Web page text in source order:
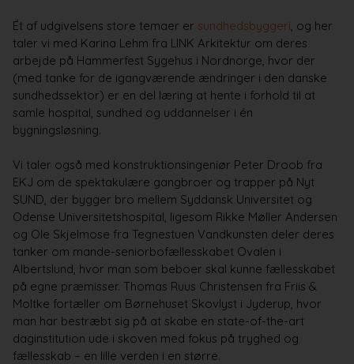
Ét af udgivelsens store temaer er sundhedsbyggeri, og her
taler vi med Karina Lehm fra LINK Arkitektur om deres
arbejde på Hammerfest Sygehus i Nordnorge, hvor der
(med tanke for de igangværende ændringer i den danske
sundhedssektor) er en del læring at hente i forhold til at
samle hospital, sundhed og uddannelser i én
bygningsløsning.
Vi taler også med konstruktionsingeniør Peter Droob fra
EKJ om de spektakulære gangbroer og trapper på Nyt
SUND, der bygger bro mellem Syddansk Universitet og
Odense Universitetshospital, ligesom Rikke Møller Andersen
og Ole Skjelmose fra Tegnestuen Vandkunsten deler deres
tanker om mande-seniorbofællesskabet Ovalen i
Albertslund, hvor man som beboer skal kunne fællesskabet
på egne præmisser. Thomas Ruus Christensen fra Friis &
Moltke fortæller om Børnehuset Skovlyst i Jyderup, hvor
man har bestræbt sig på at skabe en state-of-the-art
daginstitution ude i skoven med fokus på tryghed og
fællesskab – en lille verden i en større.